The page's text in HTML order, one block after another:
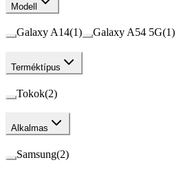
Modell
Galaxy A14(1) Galaxy A54 5G(1)
Terméktípus
Tokok(2)
Alkalmas
Samsung(2)